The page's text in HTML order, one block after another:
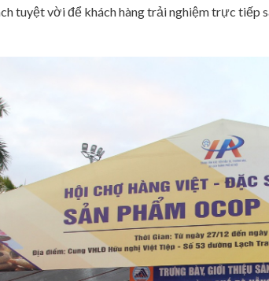
tuyệt vời để khách hàng trải nghiệm trực tiếp